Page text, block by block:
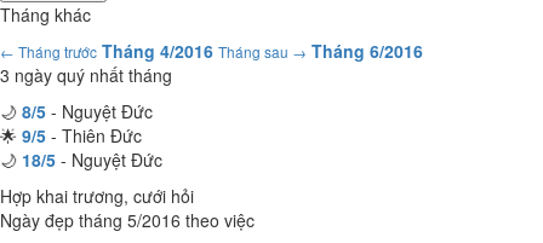
Tháng khác
← Tháng trước Tháng 4/2016 Tháng sau → Tháng 6/2016
3 ngày quý nhất tháng
🌙 8/5 - Nguyệt Đức
🌟 9/5 - Thiên Đức
🌙 18/5 - Nguyệt Đức
Hợp khai trương, cưới hỏi
Ngày đẹp tháng 5/2016 theo việc